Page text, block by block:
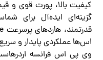
کیفیت بالا، پورت قوی و
گزینه‌ای ایده‌آل برای
اس‌ها عملکردی پایدار و
وی پی اس فرانسه